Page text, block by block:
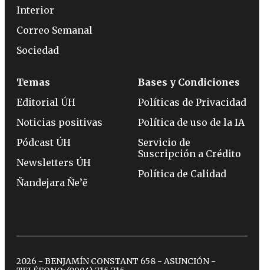
Interior
Correo Semanal
Sociedad
Temas
Editorial ÚH
Noticias positivas
Pódcast ÚH
Newsletters ÚH
Ñandejara Ñe’ẽ
Bases y Condiciones
Políticas de Privacidad
Política de uso de la IA
Servicio de
Suscripción a Crédito
Política de Calidad
2026 - BENJAMÍN CONSTANT 658 - ASUNCIÓN -